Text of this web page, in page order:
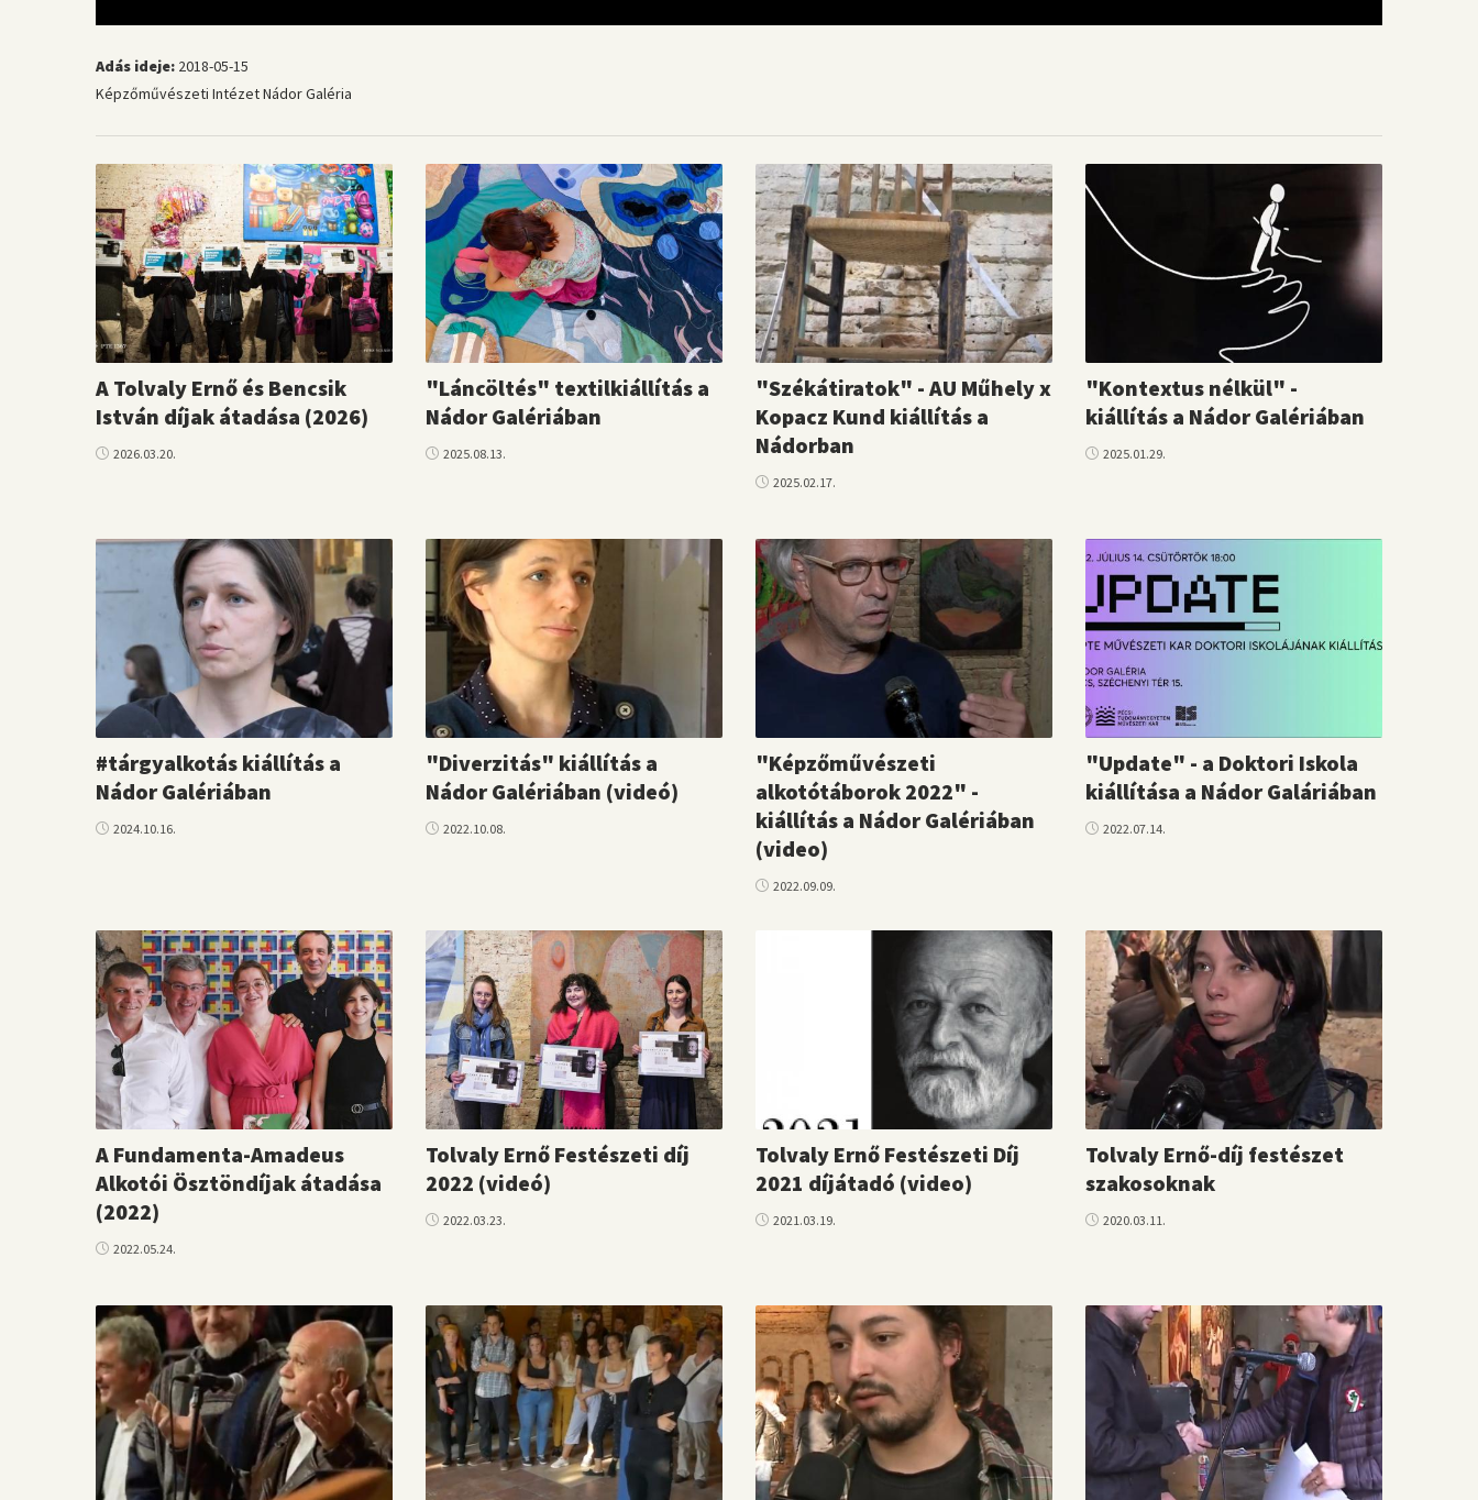
Adás ideje: 2018-05-15
Képzőművészeti IntézetNádor Galéria
A Tolvaly Ernő és Bencsik
István díjak átadása (2026)
2026.03.20.
"Láncöltés" textilkiállítás a
Nádor Galériában
2025.08.13.
"Székátiratok" - AU Műhely x
Kopacz Kund kiállítás a
Nádorban
2025.02.17.
"Kontextus nélkül" -
kiállítás a Nádor Galériában
2025.01.29.
#tárgyalkotás kiállítás a
Nádor Galériában
2024.10.16.
"Diverzitás" kiállítás a
Nádor Galériában (videó)
2022.10.08.
"Képzőművészeti
alkotótáborok 2022" -
kiállítás a Nádor Galériában
(video)
2022.09.09.
"Update" - a Doktori Iskola
kiállítása a Nádor Galáriában
2022.07.14.
A Fundamenta-Amadeus
Alkotói Ösztöndíjak átadása
(2022)
2022.05.24.
Tolvaly Ernő Festészeti díj
2022 (videó)
2022.03.23.
Tolvaly Ernő Festészeti Díj
2021 díjátadó (video)
2021.03.19.
Tolvaly Ernő-díj festészet
szakosoknak
2020.03.11.